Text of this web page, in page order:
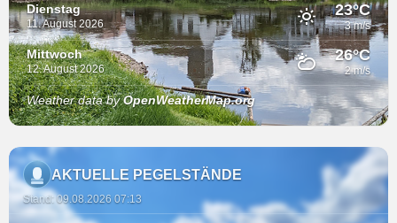
Dienstag
11. August 2026
23°C
3 m/s
Mittwoch
12. August 2026
26°C
2 m/s
Weather data byOpenWeatherMap.org
AKTUELLE PEGELSTÄNDE
Stand: 09.08.2026 07:13